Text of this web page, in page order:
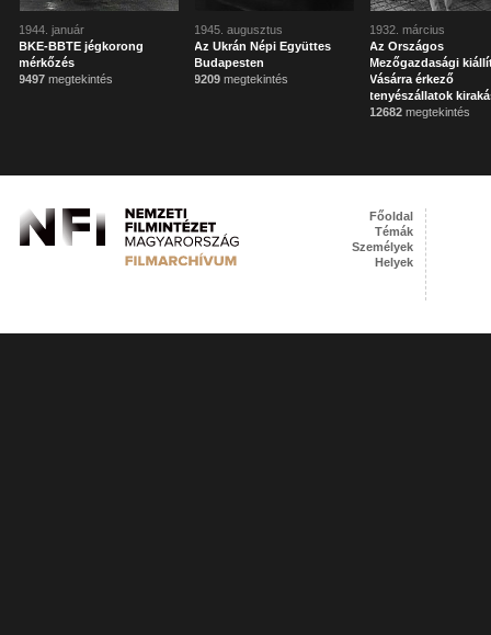
1944. január
BKE-BBTE jégkorong
mérkőzés
9497 megtekintés
1945. augusztus
Az Ukrán Népi Együttes
Budapesten
9209 megtekintés
1932. március
Az Országos
Mezőgazdasági
Vásárra érkező
tenyészállatok
12682 megtekintés
Főoldal
Témák
Személyek
Helyek